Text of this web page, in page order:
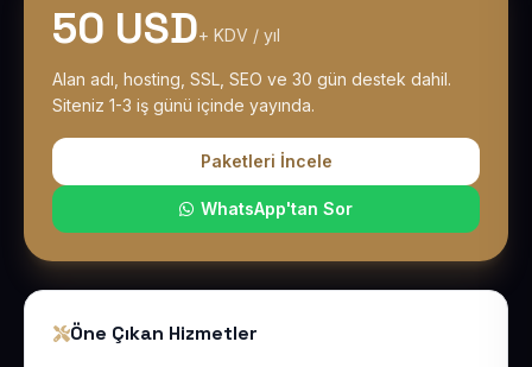
50 USD+ KDV / yıl
Alan adı, hosting, SSL, SEO ve 30 gün destek dahil.
Siteniz 1-3 iş günü içinde yayında.
Paketleri İncele
WhatsApp'tan Sor
Öne Çıkan Hizmetler